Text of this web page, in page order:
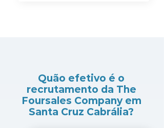
Quão efetivo é o
recrutamento da The
Foursales Company em
Santa Cruz Cabrália?